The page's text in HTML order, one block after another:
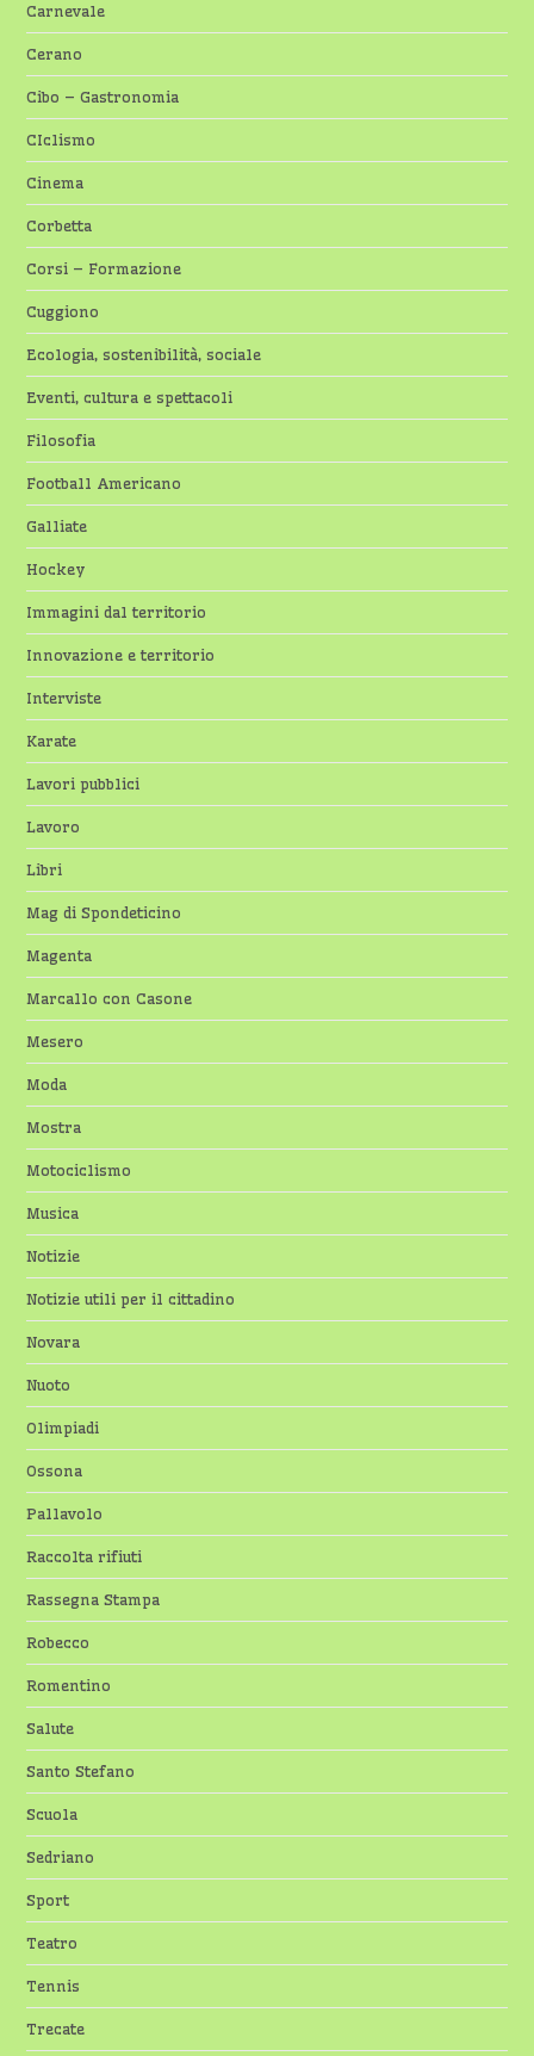
Carnevale
Cerano
Cibo – Gastronomia
CIclismo
Cinema
Corbetta
Corsi – Formazione
Cuggiono
Ecologia, sostenibilità, sociale
Eventi, cultura e spettacoli
Filosofia
Football Americano
Galliate
Hockey
Immagini dal territorio
Innovazione e territorio
Interviste
Karate
Lavori pubblici
Lavoro
Libri
Mag di Spondeticino
Magenta
Marcallo con Casone
Mesero
Moda
Mostra
Motociclismo
Musica
Notizie
Notizie utili per il cittadino
Novara
Nuoto
Olimpiadi
Ossona
Pallavolo
Raccolta rifiuti
Rassegna Stampa
Robecco
Romentino
Salute
Santo Stefano
Scuola
Sedriano
Sport
Teatro
Tennis
Trecate